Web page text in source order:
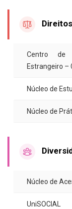
Centro de
Estrangeiro –
Núcleo de
Núcleo de
Núcleo de
UniSOCIAL